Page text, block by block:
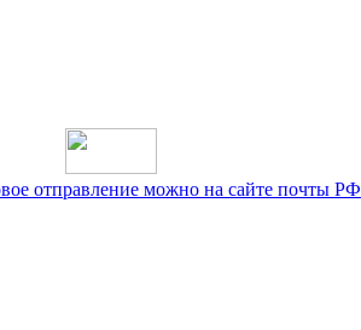
отправление можно на сайте почты РФ